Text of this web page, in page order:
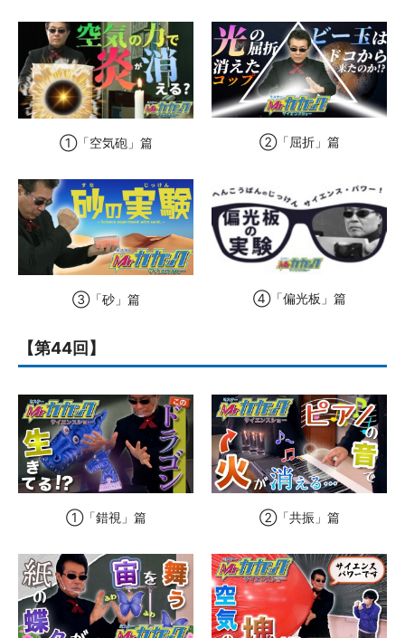
①「空気砲」篇 ②「屈折」篇
③「砂」篇 ④「偏光板」篇
【第44回】
①「錯視」篇 ②「共振」篇